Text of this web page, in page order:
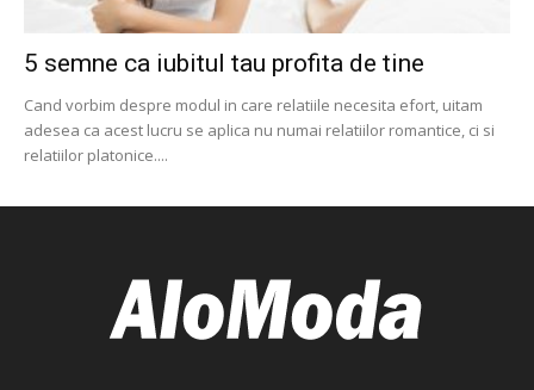
5 semne ca iubitul tau profita de tine
Cand vorbim despre modul in care relatiile necesita efort, uitam
adesea ca acest lucru se aplica nu numai relatiilor romantice, ci si
relatiilor platonice....